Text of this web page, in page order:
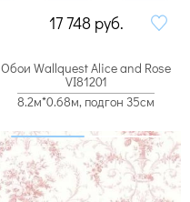
17 748 руб.
Обои Wallquest Alice and Rose
VI81201
8.2м*0.68м, подгон 35см